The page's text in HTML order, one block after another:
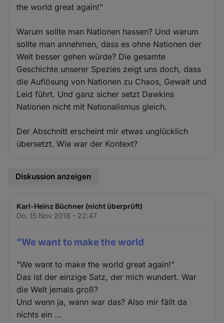
the world great again!"
Warum sollte man Nationen hassen? Und warum
sollte man annehmen, dass es ohne Nationen der
Welt besser gehen würde? Die gesamte
Geschichte unserer Spezies zeigt uns doch, dass
die Auflösung von Nationen zu Chaos, Gewalt und
Leid führt. Und ganz sicher setzt Dawkins
Nationen nicht mit Nationalismus gleich.
Der Abschnitt erscheint mir etwas unglücklich
übersetzt. Wie war der Kontext?
Diskussion anzeigen
Karl-Heinz Büchner (nicht überprüft)
Do. 15 Nov 2018 - 22:47
"We want to make the world
"We want to make the world great again!"
Das ist der einzige Satz, der mich wundert. War
die Welt jemals groß?
Und wenn ja, wann war das? Also mir fällt da
nichts ein ...